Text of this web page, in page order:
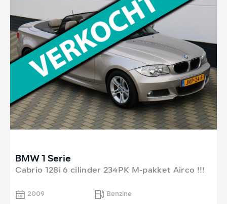
BMW 1 Serie
Cabrio 128i 6 cilinder 234PK M-pakket Airco !!!
2009
Benzine